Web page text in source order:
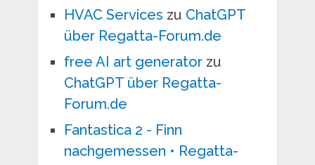
HVAC Services zu ChatGPT
über Regatta-Forum.de
free AI art generatorzu
ChatGPT über Regatta-
Forum.de
Fantastica 2 - Finn
nachgemessen • Regatta-